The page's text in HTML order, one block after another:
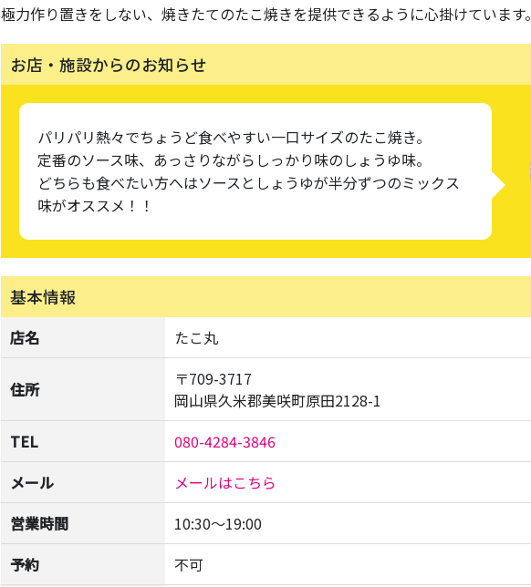
極力作り置きをしない、焼きたてのたこ焼きを提供できるように心掛けています。
お店・施設からのお知らせ
パリパリ熱々でちょうど食べやすい一口サイズのたこ焼き。
定番のソース味、あっさりながらしっかり味のしょうゆ味。
どちらも食べたい方へはソースとしょうゆが半分ずつのミックス
味がオススメ！！
基本情報
店名 たこ丸
住所
〒709-3717
岡山県久米郡美咲町原田2128-1
TEL
080-4284-3846
メール
メールはこちら
営業時間
10:30〜19:00
予約
不可